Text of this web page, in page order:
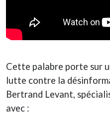
Cette palabre porte sur
lutte contre la
Bertrand Levant,
avec :